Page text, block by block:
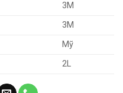
3M
3M
Mỹ
2L